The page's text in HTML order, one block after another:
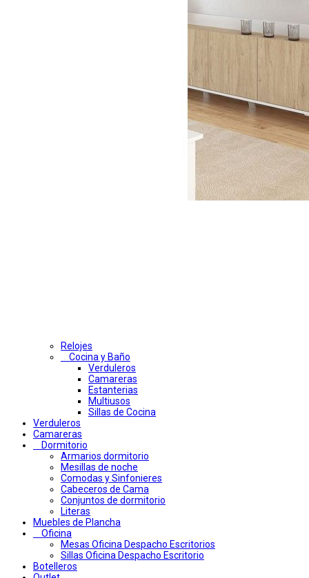
Relojes
Cocina y Baño
Verduleros
Camareras
Estanterias
Multiusos
Sillas de Cocina
Verduleros
Camareras
Dormitorio
Armarios dormitorio
Mesillas de noche
Comodas y Sinfonieres
Cabeceros de Cama
Conjuntos de dormitorio
Literas
Muebles de Plancha
Oficina
Mesas Oficina Despacho Escritorios
Sillas Oficina Despacho Escritorio
Botelleros